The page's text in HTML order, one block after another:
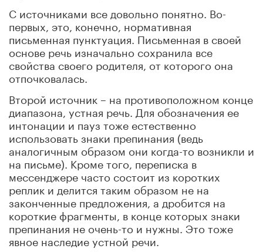
С источниками все довольно понятно. Во-
первых, это, конечно, нормативная
письменная пунктуация. Письменная в своей
основе речь изначально сохранила все
свойства своего родителя, от которого она
отпочковалась.
Второй источник – на противоположном конце
диапазона, устная речь. Для обозначения ее
интонации и пауз тоже естественно
использовать знаки препинания (ведь
аналогичным образом они когда-то возникли и
на письме). Кроме того, переписка в
мессенджере часто состоит из коротких
реплик и делится таким образом не на
законченные предложения, а дробится на
короткие фрагменты, в конце которых знаки
препинания не очень-то и нужны. Это тоже
явное наследие устной речи.